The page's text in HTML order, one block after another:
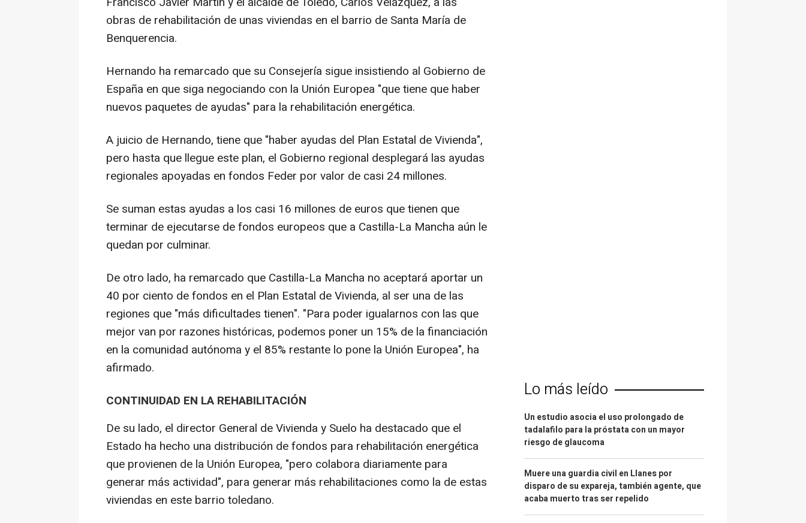
obras de rehabilitación de unas viviendas en el barrio de Santa María de
Benquerencia.
Hernando ha remarcado que su Consejería sigue insistiendo al Gobierno de
España en que siga negociando con la Unión Europea "que tiene que haber
nuevos paquetes de ayudas" para la rehabilitación energética.
A juicio de Hernando, tiene que "haber ayudas del Plan Estatal de Vivienda",
pero hasta que llegue este plan, el Gobierno regional desplegará las ayudas
regionales apoyadas en fondos Feder por valor de casi 24 millones.
Se suman estas ayudas a los casi 16 millones de euros que tienen que
terminar de ejecutarse de fondos europeos que a Castilla-La Mancha aún le
quedan por culminar.
De otro lado, ha remarcado que Castilla-La Mancha no aceptará aportar un
40 por ciento de fondos en el Plan Estatal de Vivienda, al ser una de las
regiones que "más dificultades tienen". "Para poder igualarnos con las que
mejor van por razones históricas, podemos poner un 15% de la financiación
en la comunidad autónoma y el 85% restante lo pone la Unión Europea", ha
afirmado.
CONTINUIDAD EN LA REHABILITACIÓN
De su lado, el director General de Vivienda y Suelo ha destacado que el
Estado ha hecho una distribución de fondos para rehabilitación energética
que provienen de la Unión Europea, "pero colabora diariamente para
generar más actividad", para generar más rehabilitaciones como la de estas
viviendas en este barrio toledano.
Lo más leído
Un estudio asocia el uso prolongado de
tadalafilo para la próstata con un mayor
riesgo de glaucoma
Muere una guardia civil en Llanes por
disparo de su expareja, también agente, que
acaba muerto tras ser repelido